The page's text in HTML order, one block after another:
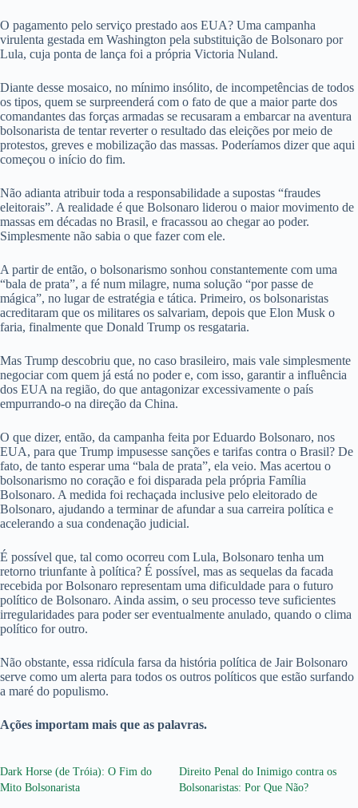
O pagamento pelo serviço prestado aos EUA? Uma campanha
virulenta gestada em Washington pela substituição de Bolsonaro por
Lula, cuja ponta de lança foi a própria Victoria Nuland.
Diante desse mosaico, no mínimo insólito, de incompetências de todos
os tipos, quem se surpreenderá com o fato de que a maior parte dos
comandantes das forças armadas se recusaram a embarcar na aventura
bolsonarista de tentar reverter o resultado das eleições por meio de
protestos, greves e mobilização das massas. Poderíamos dizer que aqui
começou o início do fim.
Não adianta atribuir toda a responsabilidade a supostas “fraudes
eleitorais”. A realidade é que Bolsonaro liderou o maior movimento de
massas em décadas no Brasil, e fracassou ao chegar ao poder.
Simplesmente não sabia o que fazer com ele.
A partir de então, o bolsonarismo sonhou constantemente com uma
“bala de prata”, a fé num milagre, numa solução “por passe de
mágica”, no lugar de estratégia e tática. Primeiro, os bolsonaristas
acreditaram que os militares os salvariam, depois que Elon Musk o
faria, finalmente que Donald Trump os resgataria.
Mas Trump descobriu que, no caso brasileiro, mais vale simplesmente
negociar com quem já está no poder e, com isso, garantir a influência
dos EUA na região, do que antagonizar excessivamente o país
empurrando-o na direção da China.
O que dizer, então, da campanha feita por Eduardo Bolsonaro, nos
EUA, para que Trump impusesse sanções e tarifas contra o Brasil? De
fato, de tanto esperar uma “bala de prata”, ela veio. Mas acertou o
bolsonarismo no coração e foi disparada pela própria Família
Bolsonaro. A medida foi rechaçada inclusive pelo eleitorado de
Bolsonaro, ajudando a terminar de afundar a sua carreira política e
acelerando a sua condenação judicial.
É possível que, tal como ocorreu com Lula, Bolsonaro tenha um
retorno triunfante à política? É possível, mas as sequelas da facada
recebida por Bolsonaro representam uma dificuldade para o futuro
político de Bolsonaro. Ainda assim, o seu processo teve suficientes
irregularidades para poder ser eventualmente anulado, quando o clima
político for outro.
Não obstante, essa ridícula farsa da história política de Jair Bolsonaro
serve como um alerta para todos os outros políticos que estão surfando
a maré do populismo.
Ações importam mais que as palavras.
Dark Horse (de Tróia): O Fim do
Mito Bolsonarista
Direito Penal do Inimigo contra os
Bolsonaristas: Por Que Não?